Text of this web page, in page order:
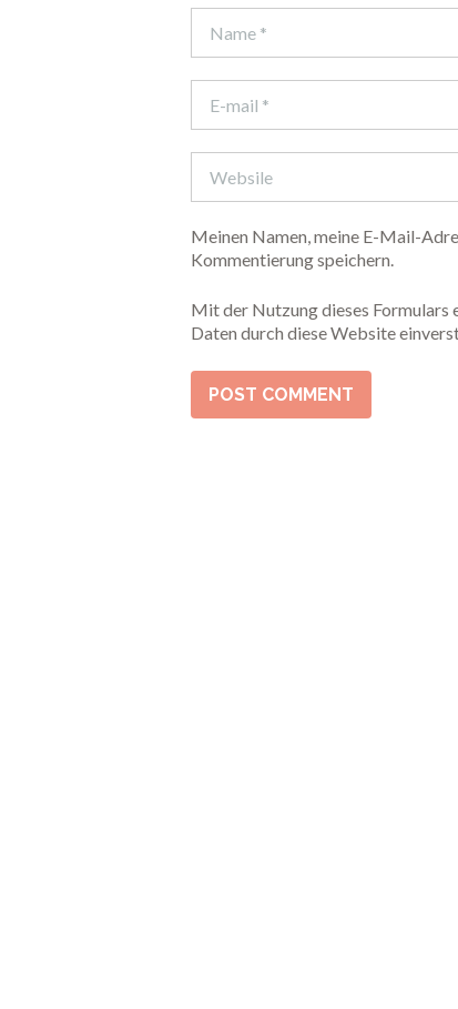
Meinen Namen, meine E-Mail-
Kommentierung speichern.
Mit der Nutzung dieses Formulars
Daten durch diese Website